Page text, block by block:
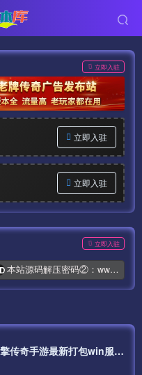
立即入驻
立即入驻
立即入驻
立即入驻
本站源码解压密码②：www.syymw.com
【冰雪火龙大陆之无双神器】战神引擎传奇手游最新打包win服务端源码视频架设教程-多大陆-十二生肖-转生-变身-GM后台工具-苹果ios安卓双端版本！